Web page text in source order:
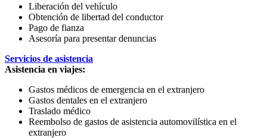
Liberación del vehículo
Obtención de libertad del conductor
Pago de fianza
Asesoría para presentar denuncias
Servicios de asistencia
Asistencia en viajes:
Gastos médicos de emergencia en el extranjero
Gastos dentales en el extranjero
Traslado médico
Reembolso de gastos de asistencia automovilística en el
extranjero